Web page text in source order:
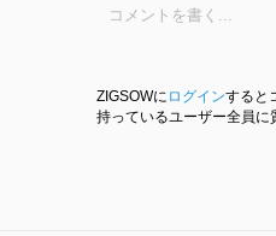
ZIGSOWに ログインすると
持っているユーザー全員に